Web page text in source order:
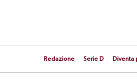
Redazione Serie D Diventa